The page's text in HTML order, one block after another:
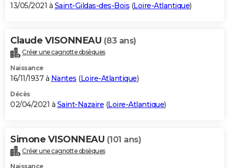
13/05/2021 à Saint-Gildas-des-Bois (Loire-Atlantique)
Claude VISONNEAU (83 ans)
Créer une cagnotte obsèques
Naissance
16/11/1937 à Nantes (Loire-Atlantique)
Décès
02/04/2021 à Saint-Nazaire (Loire-Atlantique)
Simone VISONNEAU (101 ans)
Créer une cagnotte obsèques
Naissance